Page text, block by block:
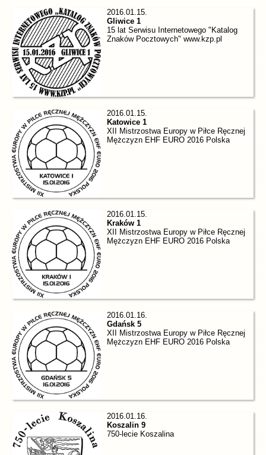
2016.01.15.
Gliwice 1
15 lat Serwisu Internetowego "Katalog
Znaków Pocztowych" www.kzp.pl
2016.01.15.
Katowice 1
XII Mistrzostwa Europy w Piłce Ręcznej
Mężczyzn EHF EURO 2016 Polska
2016.01.15.
Kraków 1
XII Mistrzostwa Europy w Piłce Ręcznej
Mężczyzn EHF EURO 2016 Polska
2016.01.16.
Gdańsk 5
XII Mistrzostwa Europy w Piłce Ręcznej
Mężczyzn EHF EURO 2016 Polska
2016.01.16.
Koszalin 9
750-lecie Koszalina